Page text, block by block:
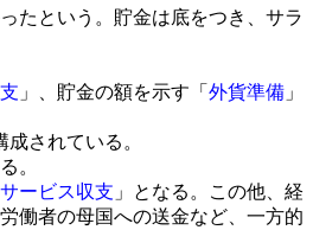
たという。貯金は底をつき、サラ
」、貯金の額を示す「 外貨準備 」
されている。
。
サービス収支 」となる。この他、経
働者の母国への送金など、一方的